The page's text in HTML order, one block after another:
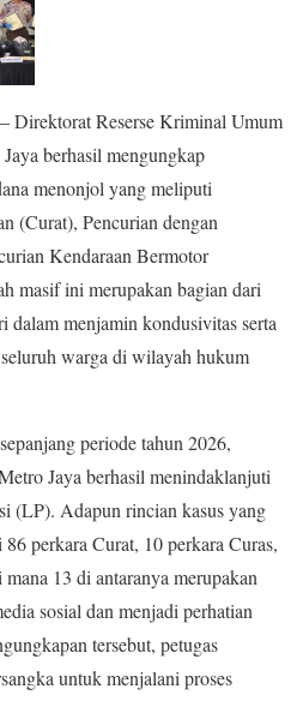
Direktorat Reserse Kriminal Umum
berhasil mengungkap
menonjol yang meliputi
(Curat), Pencurian dengan
Kendaraan Bermotor
masif ini merupakan bagian dari
dalam menjamin kondusivitas serta
warga di wilayah hukum
periode tahun 2026,
Jaya berhasil menindaklanjuti
(LP). Adapun rincian kasus yang
perkara Curat, 10 perkara Curas,
13 di antaranya merupakan
sosial dan menjadi perhatian
tersebut, petugas
untuk menjalani proses